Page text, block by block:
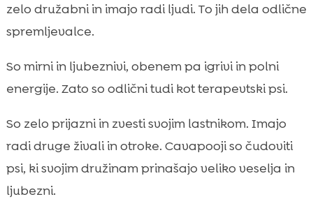
zelo družabni in imajo radi ljudi. To jih dela odlične
spremljevalce.
So mirni in ljubeznivi, obenem pa igrivi in polni
energije. Zato so odlični tudi kot terapevtski psi.
So zelo prijazni in zvesti svojim lastnikom. Imajo
radi druge živali in otroke. Cavapooji so čudoviti
psi, ki svojim družinam prinašajo veliko veselja in
ljubezni.